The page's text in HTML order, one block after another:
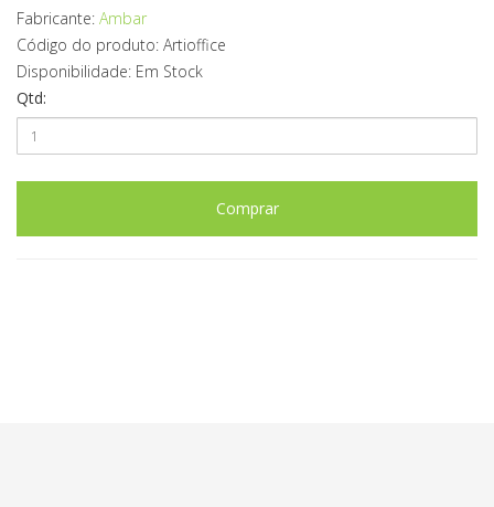
Fabricante: Ambar
Código do produto: Artioffice
Disponibilidade: Em Stock
Qtd:
Comprar